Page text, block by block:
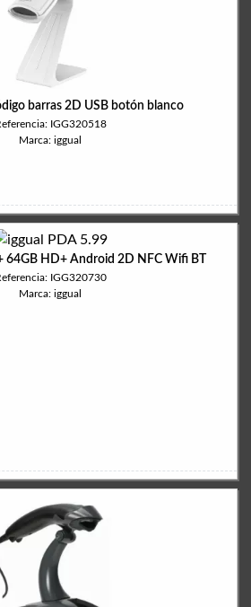
barras 2D USB botón blanco
IGG320518
Marca: iggual
64GB HD+ Android 2D NFC Wifi BT
IGG320730
Marca: iggual